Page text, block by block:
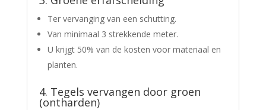
Ter vervanging van een schutting.
Van minimaal 3 strekkende meter.
U krijgt 50% van de kosten voor materiaal en
planten.
4. Tegels vervangen door groen
(ontharden)